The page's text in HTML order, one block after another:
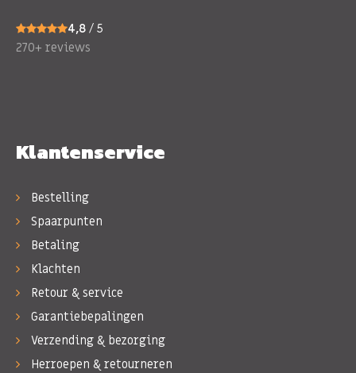
4,8 / 5
270+ reviews
Klantenservice
Bestelling
Spaarpunten
Betaling
Klachten
Retour & service
Garantiebepalingen
Verzending & bezorging
Herroepen & retourneren